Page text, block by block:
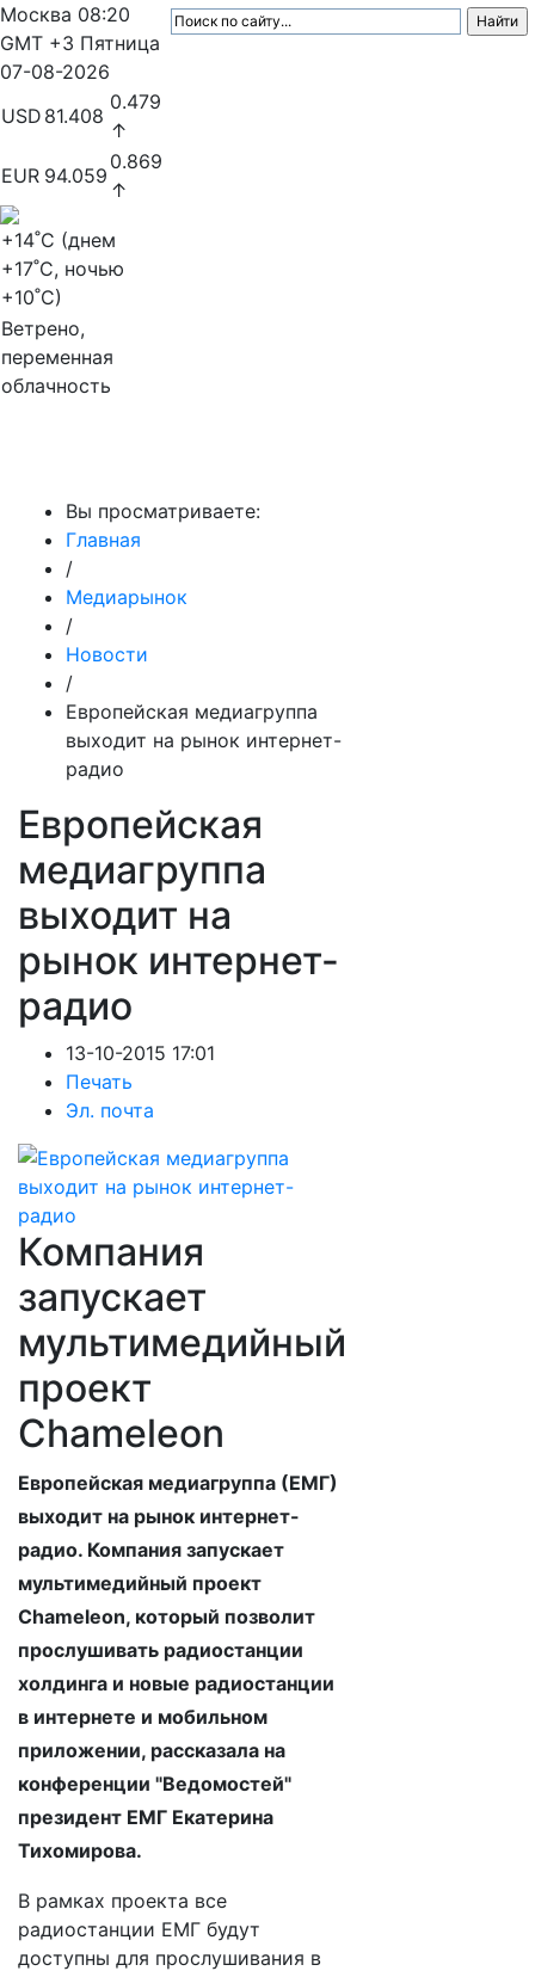
Москва 08:20
GMT +3 Пятница
07-08-2026
USD 81.408
0.479
↑
EUR 94.059
0.869
↑
+14˚C (днем
+17˚C, ночью
+10˚C)
Ветрено,
переменная
облачность
Вы просматриваете:
Главная
/
Медиарынок
/
Новости
/
Европейская медиагруппа
выходит на рынок интернет-
радио
Европейская
медиагруппа
выходит на
рынок интернет-
радио
13-10-2015 17:01
Печать
Эл. почта
Компания
запускает
мультимедийный
проект
Chameleon
Европейская медиагруппа (ЕМГ)
выходит на рынок интернет-
радио. Компания запускает
мультимедийный проект
Chameleon, который позволит
прослушивать радиостанции
холдинга и новые радиостанции
в интернете и мобильном
приложении, рассказала на
конференции "Ведомостей"
президент ЕМГ Екатерина
Тихомирова.
В рамках проекта все
радиостанции ЕМГ будут
доступны для прослушивания в